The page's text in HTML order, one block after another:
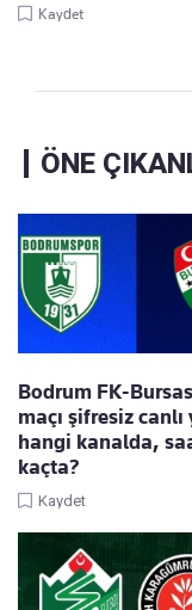
Kaydet
ÖNE
Bodrum FK-
maçı şifresiz canlı
hangi kanalda,
kaçta?
Kaydet